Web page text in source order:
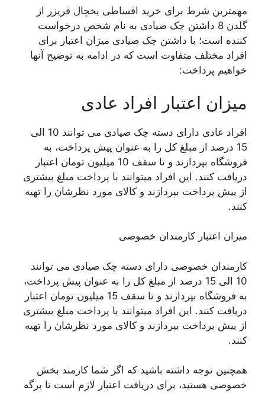
مهمترین شرط برای خرید اقساطی یخچال فریزر از
گلدن 8 داشتن چک صیادی به نام شخص درخواست
کننده است؛ با داشتن چک صیادی میزان اعتبار برای
افراد مختلف متفاوت است که در ادامه به توضیح آنها
خواهیم پرداخت:
میزان اعتبار افراد عادی
افراد عادی دارای دسته چک صیادی می توانند 10 الی
15 درصد از مبلغ کل را به عنوان پیش پرداخت، به
فروشگاه بپردازند و تا سقف 10 میلیون تومان اعتبار
دریافت کنند. این افراد میتوانند با پرداخت مبلغ بیشتری
از پیش پرداخت بپردازند و کالای مورد نظرشان را تهیه
کنند.
میزان اعتبار کارمندان خصوصی
کارمندان خصوصی دارای دسته چک صیادی می توانند
10 الی 15 درصد از مبلغ کل را به عنوان پیش پرداخت،
به فروشگاه بپردازند و تا سقف 15 میلیون تومان اعتبار
دریافت کنند. این افراد میتوانند با پرداخت مبلغ بیشتری
از پیش پرداخت بپردازند و کالای مورد نظرشان را تهیه
کنند.
همچنین توجه داشته باشید که اگر شما کارمند بخش
خصوصی هستید، برای دریافت اعتبار لازم است تا برگه